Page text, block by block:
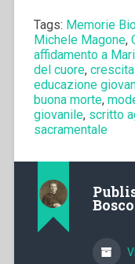
Tags: Memorie
Michele Magone,
affidamento a
del cuore,
educazione
buona morte,
giovanile, scritto
sacramentale